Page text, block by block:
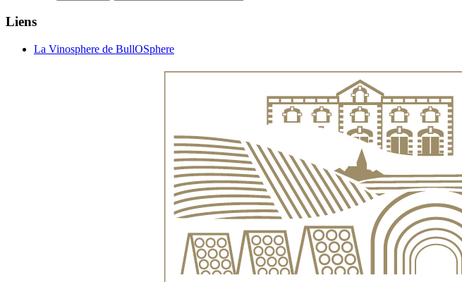
Liens
La Vinosphere de BullOSphere